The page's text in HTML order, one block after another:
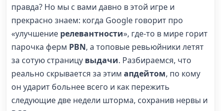
правда? Но мы с вами давно в этой игре и
прекрасно знаем: когда Google говорит про
«улучшение релевантности», где-то в мире горит
парочка ферм PBN, а топовые ревьюйники летят
за сотую страницу выдачи. Разбираемся, что
реально скрывается за этим апдейтом, по кому
он ударит больнее всего и как пережить
следующие две недели шторма, сохранив нервы и